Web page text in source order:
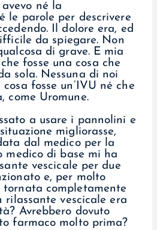
né la
le parole per descrivere
Il dolore era, ed
da spiegare. Non
di grave. E mia
fosse una cosa che
sola. Nessuna di noi
fosse un’IVU né che
come Uromune.
a usare i pannolini e
migliorasse,
dal medico per la
medico di base mi ha
vescicale per due
e, per molto
tornata completamente
vescicale era
Avrebbero dovuto
farmaco molto prima?